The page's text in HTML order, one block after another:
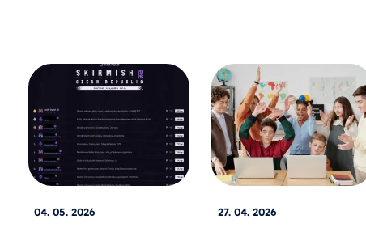
04. 05. 2026 27. 04. 2026